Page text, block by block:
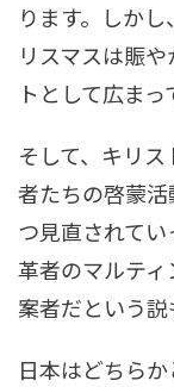
ります。しか
リスマスは賑
トとして広まっ
そして、キリ
者たちの啓蒙
つ見直されて
革者のマルテ
案者だという説
日本はどちら